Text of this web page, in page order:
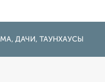
ДАЧИ, ТАУНХАУСЫ